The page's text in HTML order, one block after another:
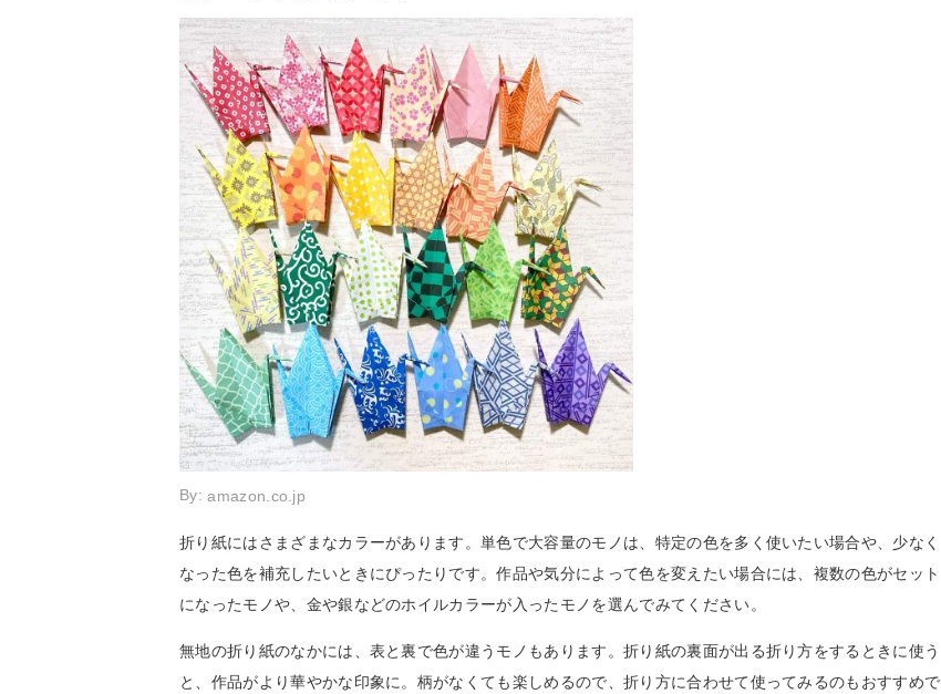
By:amazon.co.jp
折り紙にはさまざまなカラーがあります。単色で大容量のモノは、特定の色を多く使いたい場合や、少なく
なった色を補充したいときにぴったりです。作品や気分によって色を変えたい場合には、複数の色がセット
になったモノや、金や銀などのホイルカラーが入ったモノを選んでみてください。
無地の折り紙のなかには、表と裏で色が違うモノもあります。折り紙の裏面が出る折り方をするときに使う
と、作品がより華やかな印象に。柄がなくても楽しめるので、折り方に合わせて使ってみるのもおすすめで